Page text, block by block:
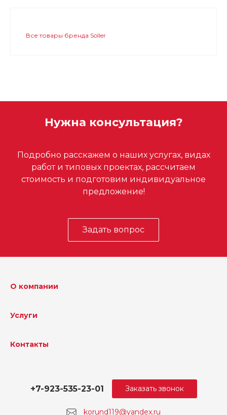
Все товары бренда Soller
Нужна консультация?
Подробно расскажем о наших услугах, видах
работ и типовых проектах, рассчитаем
стоимость и подготовим индивидуальное
предложение!
Задать вопрос
О компании
Услуги
Контакты
korund119@yandex.ru
+7-923-535-23-01 Заказать звонок